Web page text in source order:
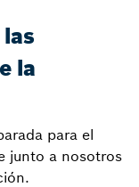
la
para el
junto a nosotros